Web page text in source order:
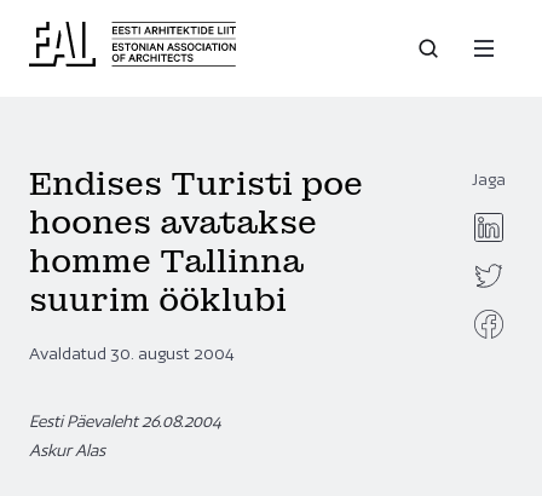
Jaga
Endises Turisti poe
hoones avatakse
homme Tallinna
suurim ööklubi
Avaldatud 30. august 2004
Eesti Päevaleht 26.08.2004
Askur Alas